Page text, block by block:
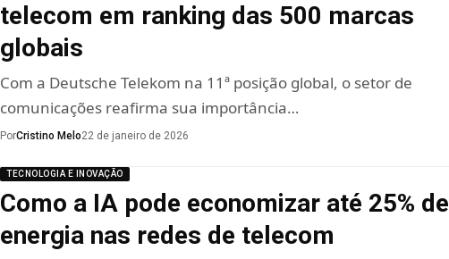
telecom em ranking das 500 marcas
globais
Com a Deutsche Telekom na 11ª posição global, o setor de
comunicações reafirma sua importância…
PorCristino Melo22 de janeiro de 2026
TECNOLOGIA E INOVAÇÃO
Como a IA pode economizar até 25% de
energia nas redes de telecom